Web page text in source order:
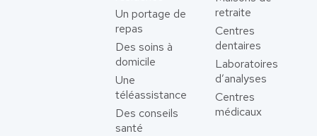
Un portage de
repas
Des soins à
domicile
Une
téléassistance
Des conseils
santé
retraite
Centres
dentaires
Laboratoires
d’analyses
Centres
médicaux